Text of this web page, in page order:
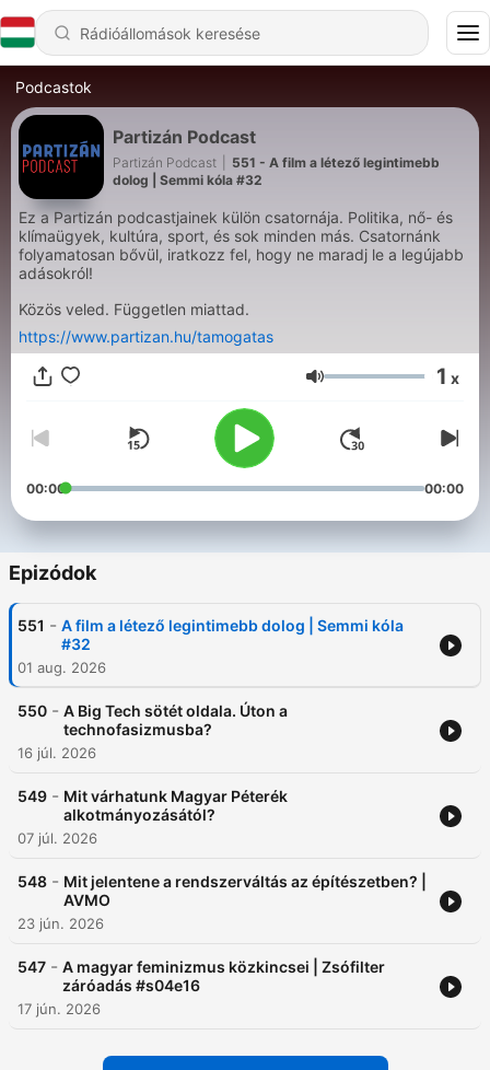
Podcastok
Partizán Podcast
Partizán Podcast
551 - A film a létező legintimebb
dolog | Semmi kóla #32
Ez a Partizán podcastjainek külön csatornája. Politika, nő- és
klímaügyek, kultúra, sport, és sok minden más. Csatornánk
folyamatosan bővül, iratkozz fel, hogy ne maradj le a legújabb
adásokról!
Közös veled. Független miattad.
https://www.partizan.hu/tamogatas
Hangerő 1 x
00:00 00:00
Epizódok
551 - A film a létező legintimebb dolog | Semmi kóla
#32
01 aug. 2026
550 - A Big Tech sötét oldala. Úton a
technofasizmusba?
16 júl. 2026
549 - Mit várhatunk Magyar Péterék
alkotmányozásától?
07 júl. 2026
548 - Mit jelentene a rendszerváltás az építészetben? |
AVMO
23 jún. 2026
547 - A magyar feminizmus közkincsei | Zsófilter
záróadás #s04e16
17 jún. 2026